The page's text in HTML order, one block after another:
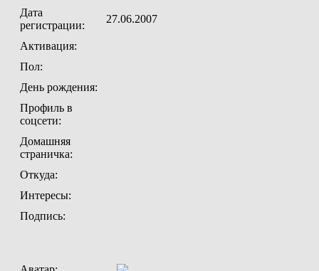
Дата
регистрации:
27.06.2007
Активация:
Пол:
День рождения:
Профиль в
соцсети:
Домашняя
страничка:
Откуда:
Интересы:
Подпись: